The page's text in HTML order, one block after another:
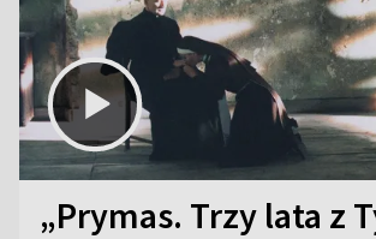
„Prymas. Trzy lata z